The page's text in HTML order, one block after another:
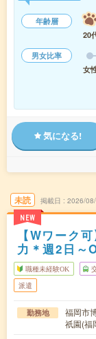
年齢層
20
男女比率
女
気になる!
未読
NEW
掲載日 2026/
【Wワーク
力＊週2日～
職種未経験OK
派遣
勤務地
福岡市
祇園(福